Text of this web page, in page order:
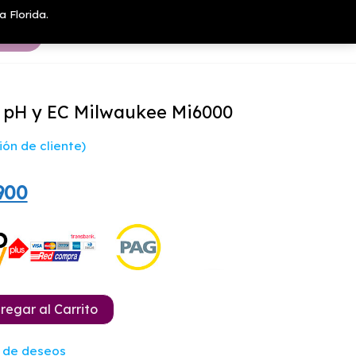
Florida.
y EC Milwaukee Mi6000
de cliente)
El
actual
$84.900.
al Carrito
deseos